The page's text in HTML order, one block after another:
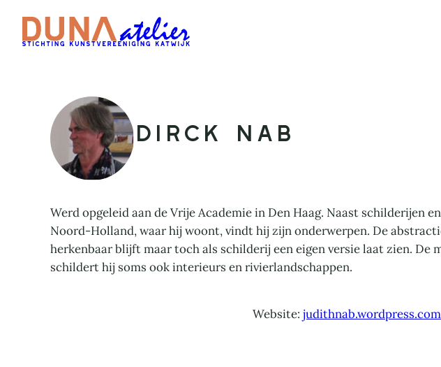
Dirck Nab
Werd opgeleid aan de Vrije Academie in Den Haag. Naast schilderijen
Noord-Holland, waar hij woont, vindt hij zijn onderwerpen. De
herkenbaar blijft maar toch als schilderij een eigen versie laat zien.
schildert hij soms ook interieurs en rivierlandschappen.
Website: